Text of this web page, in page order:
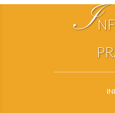
I